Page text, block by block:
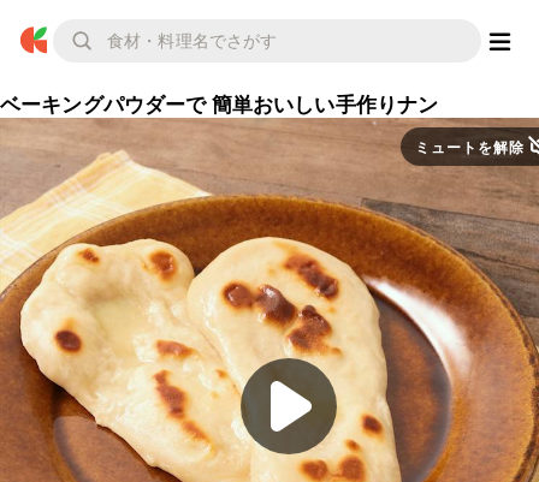
ベーキングパウダーで 簡単おいしい手作りナン
ミュートを解除